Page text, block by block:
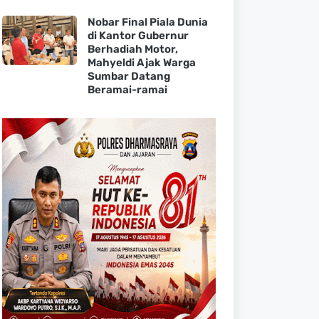
Nobar Final Piala Dunia
di Kantor Gubernur
Berhadiah Motor,
Mahyeldi Ajak Warga
Sumbar Datang
Beramai-ramai